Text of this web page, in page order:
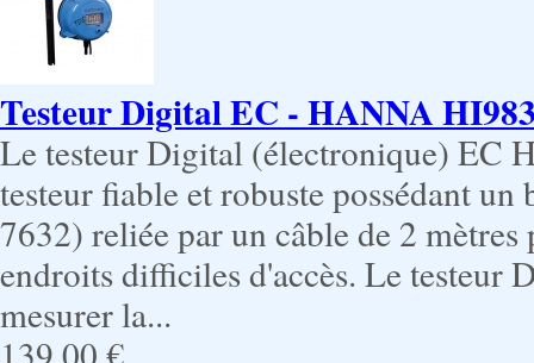
Testeur Digital EC - HANNA
Le testeur Digital (électronique) EC
testeur fiable et robuste possédant
7632) reliée par un câble de 2 mètres
endroits difficiles d'accès. Le testeur
mesurer la...